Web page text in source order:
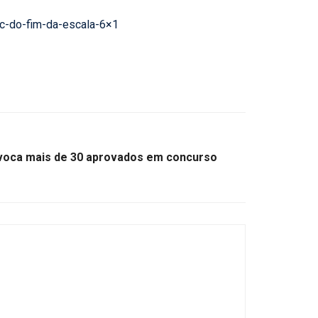
do-fim-da-escala-6×1
mais de 30 aprovados em concurso